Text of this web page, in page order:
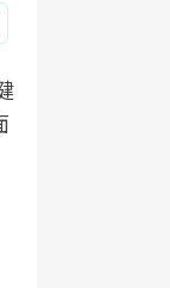
出發，
建立對
善行